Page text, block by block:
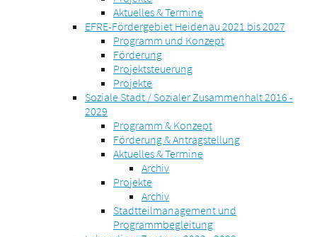
Aktuelles & Termine
EFRE-Fördergebiet Heidenau 2021 bis 2027
Programm und Konzept
Förderung
Projektsteuerung
Projekte
Soziale Stadt / Sozialer Zusammenhalt 2016 -
2029
Programm & Konzept
Förderung & Antragstellung
Aktuelles & Termine
Archiv
Projekte
Archiv
Stadtteilmanagement und
Programmbegleitung